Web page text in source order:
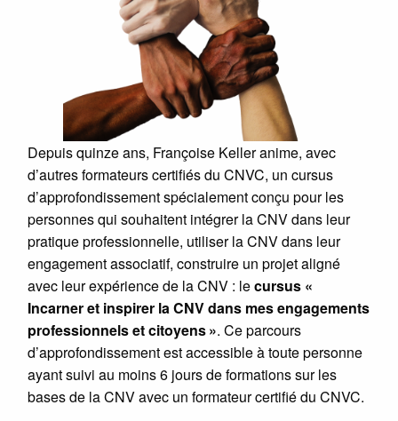
Depuis quinze ans, Françoise Keller anime, avec
d’autres formateurs certifiés du CNVC, un cursus
d’approfondissement spécialement conçu pour les
personnes qui souhaitent intégrer la CNV dans leur
pratique professionnelle, utiliser la CNV dans leur
engagement associatif, construire un projet aligné
avec leur expérience de la CNV : lecursus «
Incarner et inspirer la CNV dans mes engagements
professionnels et citoyens ». Ce parcours
d’approfondissement est accessible à toute personne
ayant suivi au moins 6 jours de formations sur les
bases de la CNV avec un formateur certifié du CNVC.